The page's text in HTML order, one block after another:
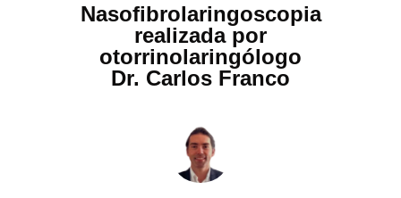
Nasofibrolaringoscopia
realizada por
otorrinolaringólogo
Dr. Carlos Franco